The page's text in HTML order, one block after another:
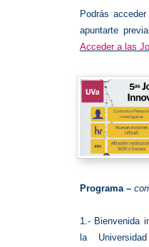
Podrás
apuntarte
Acceder a las
Programa –
1.- Bienvenida
la